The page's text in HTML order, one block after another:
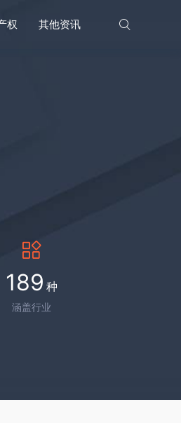
权 其他资讯
189 种
涵盖行业